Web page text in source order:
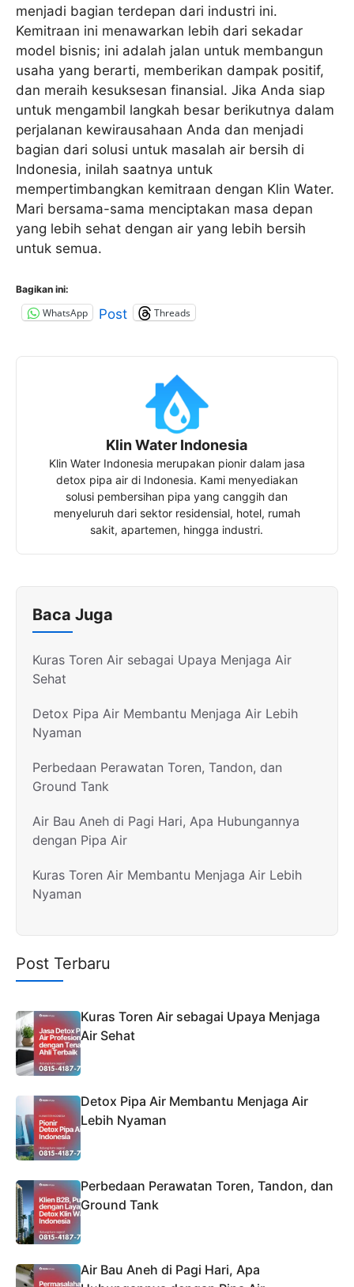
menjadi bagian terdepan dari industri ini.
Kemitraan ini menawarkan lebih dari sekadar
model bisnis; ini adalah jalan untuk membangun
usaha yang berarti, memberikan dampak positif,
dan meraih kesuksesan finansial. Jika Anda siap
untuk mengambil langkah besar berikutnya dalam
perjalanan kewirausahaan Anda dan menjadi
bagian dari solusi untuk masalah air bersih di
Indonesia, inilah saatnya untuk
mempertimbangkan kemitraan dengan Klin Water.
Mari bersama-sama menciptakan masa depan
yang lebih sehat dengan air yang lebih bersih
untuk semua.
Bagikan ini:
WhatsApp Post Threads
Klin Water Indonesia
Klin Water Indonesia merupakan pionir dalam jasa
detox pipa air di Indonesia. Kami menyediakan
solusi pembersihan pipa yang canggih dan
menyeluruh dari sektor residensial, hotel, rumah
sakit, apartemen, hingga industri.
Baca Juga
Kuras Toren Air sebagai Upaya Menjaga Air
Sehat
Detox Pipa Air Membantu Menjaga Air Lebih
Nyaman
Perbedaan Perawatan Toren, Tandon, dan
Ground Tank
Air Bau Aneh di Pagi Hari, Apa Hubungannya
dengan Pipa Air
Kuras Toren Air Membantu Menjaga Air Lebih
Nyaman
Post Terbaru
Kuras Toren Air sebagai Upaya Menjaga
Air Sehat
Detox Pipa Air Membantu Menjaga Air
Lebih Nyaman
Perbedaan Perawatan Toren, Tandon, dan
Ground Tank
Air Bau Aneh di Pagi Hari, Apa